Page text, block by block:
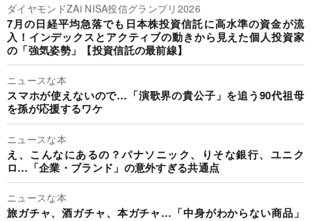
ダイヤモンドZAi NISA投信グランプリ2026
7月の日経平均急落でも日本株投資信託に高水準の資金が流
入！インデックスとアクティブの動きから見えた個人投資家
の「強気姿勢」【投資信託の最前線】
ニュースな本
スマホが使えないので…「演歌界の貴公子」を追う90代祖母
を孫が応援するワケ
ニュースな本
え、こんなにあるの？パナソニック、りそな銀行、ユニク
ロ…「企業・ブランド」の意外すぎる共通点
ニュースな本
旅ガチャ、酒ガチャ、本ガチャ…「中身がわからない商品」